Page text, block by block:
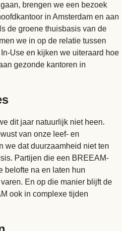
brengen we een bezoek
in Amsterdam en aan
de groene thuisbasis van de
we in op de relatie tussen
In-Use en kijken we uiteraard hoe
gezonde kantoren in
dit jaar natuurlijk niet heen.
van onze leef- en
we dat duurzaamheid niet ten
Partijen die een BREEAM-
belofte na en laten hun
En op die manier blijft de
ook in complexe tijden